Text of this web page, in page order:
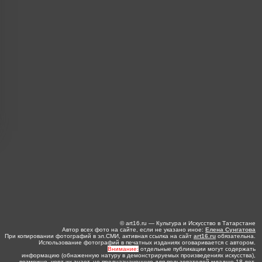
© art16.ru — Культура и Искусство в Татарстане
Автор всех фото на сайте, если не указано иное: Елена Сунгатова
При копировании фотографий в эл.СМИ, активная ссылка на сайт art16.ru обязательна.
Использование фотографий в печатных изданиях оговаривается с автором.
Внимание: отдельные публикации могут содержать
информацию (обнаженную натуру в демонстрируемых произведениях искусства),